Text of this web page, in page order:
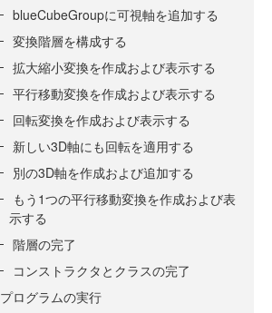
blueCubeGroupに可視軸を追加する
変換階層を構成する
拡大縮小変換を作成および表示する
平行移動変換を作成および表示する
回転変換を作成および表示する
新しい3D軸にも回転を適用する
別の3D軸を作成および追加する
もう1つの平行移動変換を作成および表
示する
階層の完了
コンストラクタとクラスの完了
プログラムの実行